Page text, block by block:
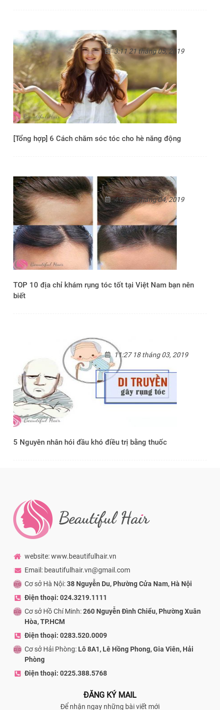
[Tổng hợp] 6 Cách chăm sóc tóc cho hè năng động
3:11 21 tháng 05, 2019
TOP 10 địa chỉ khám rụng tóc tốt tại Việt Nam bạn nên
biết
4:07 25 tháng 04, 2019
5 Nguyên nhân hói đầu khó điều trị bằng thuốc
11:27 18 tháng 03, 2019
website: www.beautifulhair.vn
Email: beautifulhair.vn@gmail.com
Cơ sở Hà Nội:38 Nguyễn Du, Phường Cửa Nam, Hà Nội
Điện thoại: 024.3219.1111
Cơ sở Hồ Chí Minh:260 Nguyễn Đình Chiểu, Phường Xuân
Hòa, TP.HCM
Điện thoại: 0283.520.0009
Cơ sở Hải Phòng: Lô 8A1, Lê Hồng Phong, Gia Viên, Hải
Phòng
Điện thoại: 0225.388.5768
ĐĂNG KÝ MAIL
Để nhận ngay những bài viết mới